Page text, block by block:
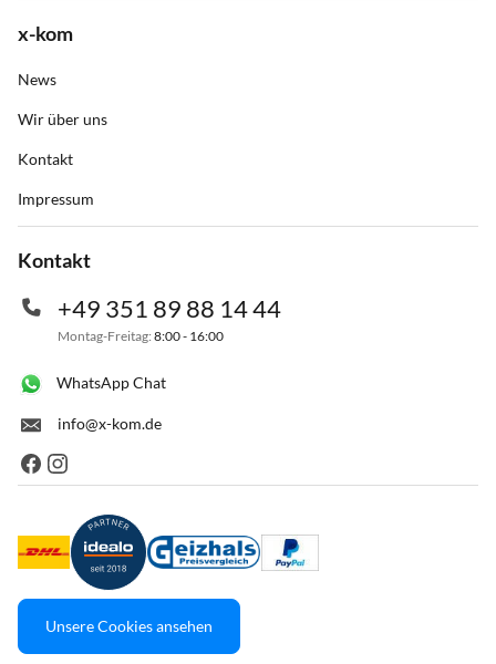
x-kom
News
Wir über uns
Kontakt
Impressum
Kontakt
+49 351 89 88 14 44
Montag-Freitag: 8:00 - 16:00
WhatsApp Chat
info@x-kom.de
Unsere Cookies ansehen